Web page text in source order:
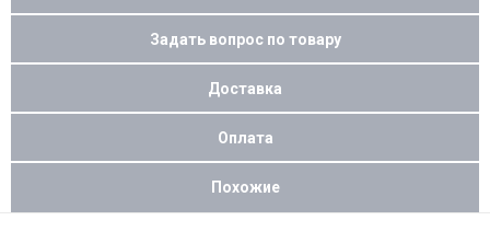
Задать вопрос по товару
Доставка
Оплата
Похожие